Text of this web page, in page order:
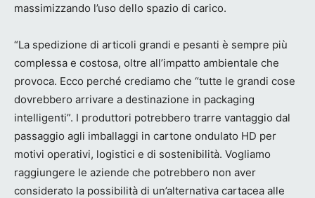
massimizzando l’uso dello spazio di carico.
“La spedizione di articoli grandi e pesanti è sempre più
complessa e costosa, oltre all’impatto ambientale che
provoca. Ecco perché crediamo che “tutte le grandi cose
dovrebbero arrivare a destinazione in packaging
intelligenti”. I produttori potrebbero trarre vantaggio dal
passaggio agli imballaggi in cartone ondulato HD per
motivi operativi, logistici e di sostenibilità. Vogliamo
raggiungere le aziende che potrebbero non aver
considerato la possibilità di un’alternativa cartacea alle